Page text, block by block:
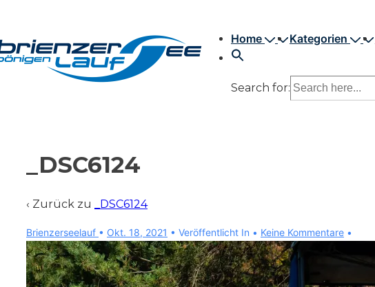
Inhalt
Home Kategorien
Search for:
_DSC6124
‹ Zurück zu _DSC6124
Brienzerseelauf • Okt. 18, 2021 Veröffentlicht In Keine Kommentare